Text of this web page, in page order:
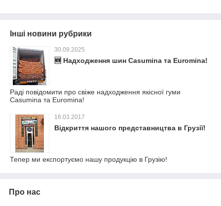
Інші новини рубрики
30.09.2025
🆕 Надходження шин Casumina та Euromina!
Раді повідомити про свіже надходження якісної гуми
Casumina та Euromina!
16.03.2017
Відкриття нашого представництва в Грузії!
Тепер ми експортуємо нашу продукцію в Грузію!
Про нас